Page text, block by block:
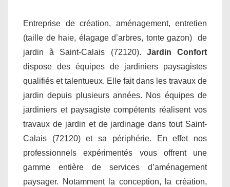
Entreprise de création, aménagement, entretien
(taille de haie, élagage d’arbres, tonte gazon) de
jardin à Saint-Calais (72120). Jardin Confort
dispose des équipes de jardiniers paysagistes
qualifiés et talentueux. Elle fait dans les travaux de
jardin depuis plusieurs années. Nos équipes de
jardiniers et paysagiste compétents réalisent vos
travaux de jardin et de jardinage dans tout Saint-
Calais (72120) et sa périphérie. En effet nos
professionnels expérimentés vous offrent une
gamme entière de services d’aménagement
paysager. Notamment la conception, la création,